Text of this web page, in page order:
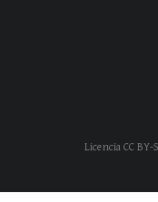
Licencia CC